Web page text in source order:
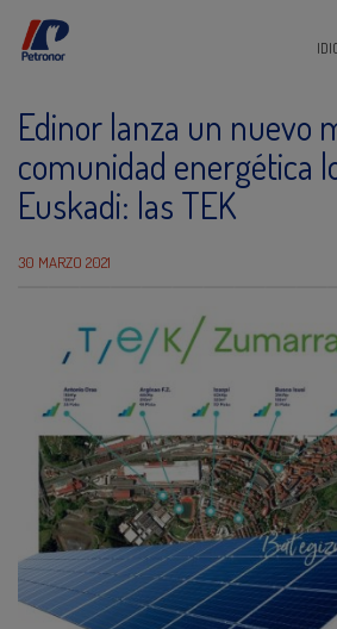
Edinor lanza un nuevo
comunidad energética
Euskadi: las TEK
30 MARZO 2021